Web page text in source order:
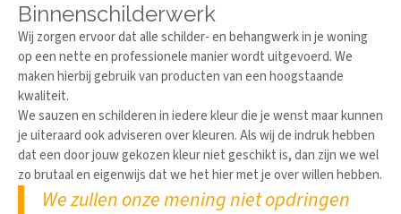
Binnenschilderwerk
Wij zorgen ervoor dat alle schilder- en behangwerk in je woning
op een nette en professionele manier wordt uitgevoerd. We
maken hierbij gebruik van producten van een hoogstaande
kwaliteit.
We sauzen en schilderen in iedere kleur die je wenst maar kunnen
je uiteraard ook adviseren over kleuren. Als wij de indruk hebben
dat een door jouw gekozen kleur niet geschikt is, dan zijn we wel
zo brutaal en eigenwijs dat we het hier met je over willen hebben.
We zullen onze mening niet opdringen